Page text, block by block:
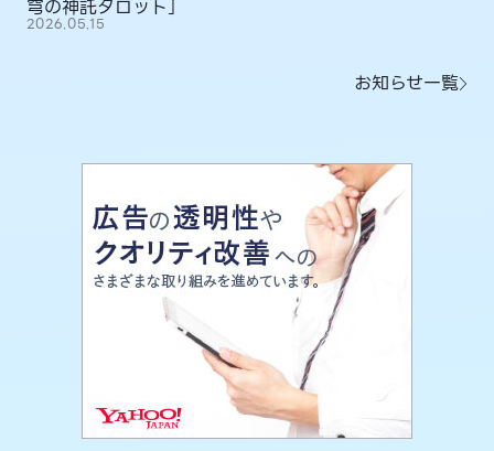
穹の神託タロット」
2026.05.15
お知らせ一覧